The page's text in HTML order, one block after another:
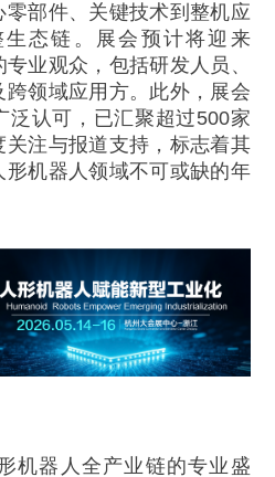
部件、关键技术到整机应
态链。展会预计将迎来
业观众，包括研发人员、
领域应用方。此外，展会
泛认可，已汇聚超过500家
关注与报道支持，标志着其
机器人领域不可或缺的年
机器人全产业链的专业盛